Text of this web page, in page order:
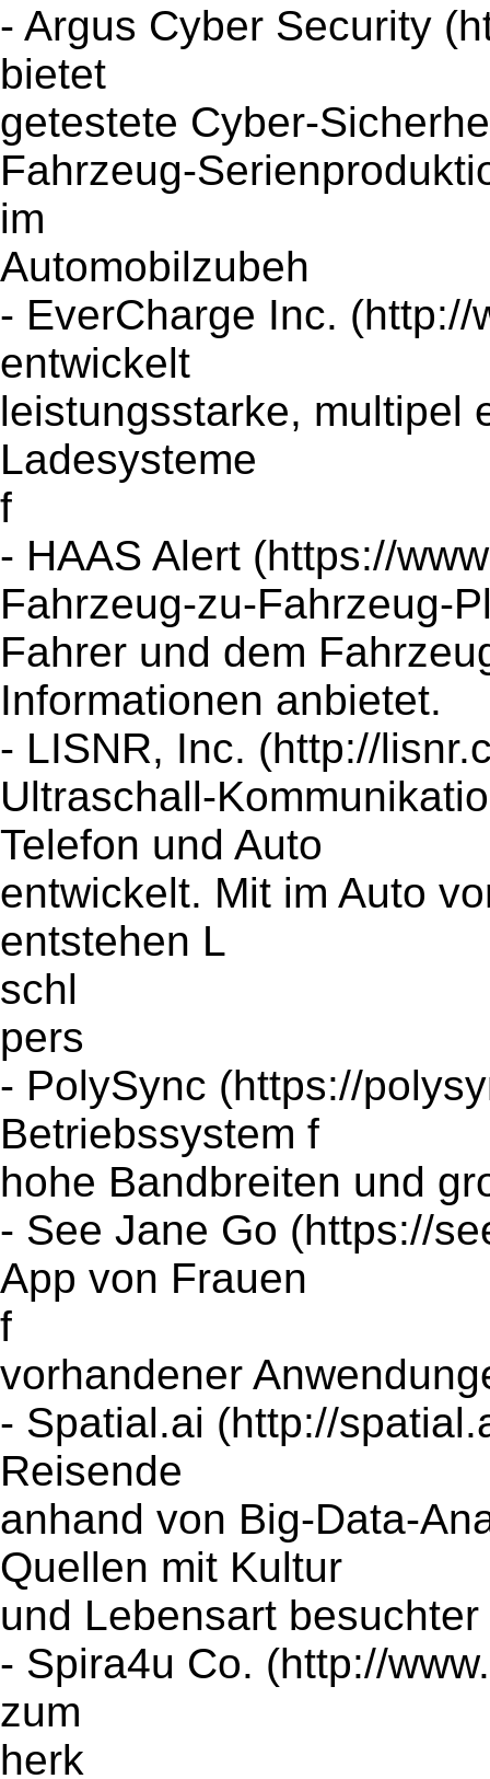
- Argus Cyber Security
bietet
getestete Cyber-
Fahrzeug-
im
Automobilzubeh
- EverCharge Inc.
entwickelt
leistungsstarke, multipel
Ladesysteme
f
- HAAS Alert (https://
Fahrzeug-zu-Fahrzeug-
Fahrer und dem
Informationen anbietet.
- LISNR, Inc. (http://
Ultraschall-
Telefon und Auto
entwickelt. Mit im Auto
entstehen L
schl
pers
- PolySync (https://
Betriebssystem f
hohe Bandbreiten und
- See Jane Go (https://
App von Frauen
f
vorhandener
- Spatial.ai (http://
Reisende
anhand von Big-Data-
Quellen mit Kultur
und Lebensart besuchter
- Spira4u Co. (http://
zum
herk